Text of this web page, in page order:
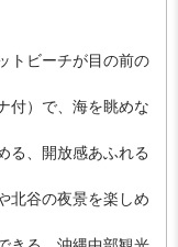
トビーチが目の前の
付）で、海を眺めな
る、開放感あふれる
北谷の夜景を楽しめ